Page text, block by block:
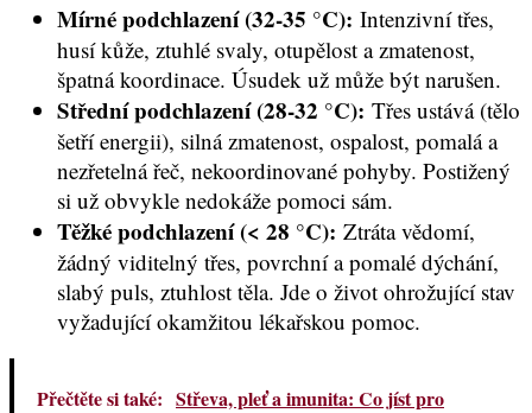
Mírné podchlazení (32-35 °C): Intenzivní třes,
husí kůže, ztuhlé svaly, otupělost a zmatenost,
špatná koordinace. Úsudek už může být narušen.
Střední podchlazení (28-32 °C): Třes ustává (tělo
šetří energii), silná zmatenost, ospalost, pomalá a
nezřetelná řeč, nekoordinované pohyby. Postižený
si už obvykle nedokáže pomoci sám.
Těžké podchlazení (< 28 °C): Ztráta vědomí,
žádný viditelný třes, povrchní a pomalé dýchání,
slabý puls, ztuhlost těla. Jde o život ohrožující stav
vyžadující okamžitou lékařskou pomoc.
Přečtěte si také: Střeva, pleť a imunita: Co jíst pro